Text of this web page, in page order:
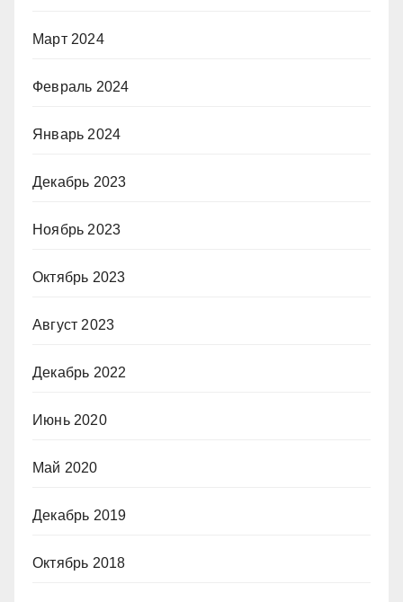
Март 2024
Февраль 2024
Январь 2024
Декабрь 2023
Ноябрь 2023
Октябрь 2023
Август 2023
Декабрь 2022
Июнь 2020
Май 2020
Декабрь 2019
Октябрь 2018